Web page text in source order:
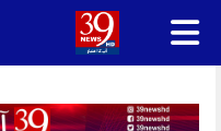
Skip
content